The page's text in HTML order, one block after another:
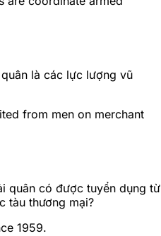
là các lực lượng vũ
from men on merchant
quân có được tuyển dụng từ
tàu thương mại?
1959.